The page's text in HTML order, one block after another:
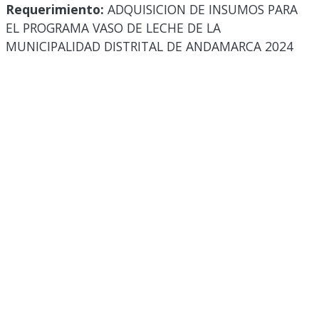
Requerimiento: ADQUISICION DE INSUMOS PARA
EL PROGRAMA VASO DE LECHE DE LA
MUNICIPALIDAD DISTRITAL DE ANDAMARCA 2024